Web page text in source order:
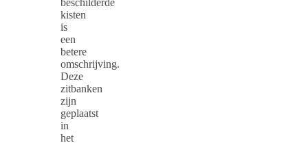
kisten
is
een
betere
omschrijving.
Deze
zitbanken
zijn
geplaatst
in
het